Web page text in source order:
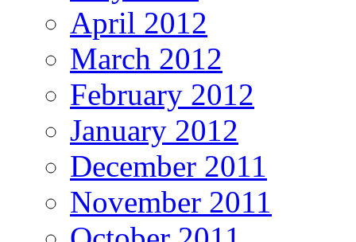
April 2012
March 2012
February 2012
January 2012
December 2011
November 2011